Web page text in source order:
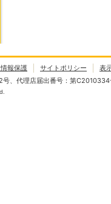
報保護 サイトポリシー
表
号、代理店届出番号：第C2010334